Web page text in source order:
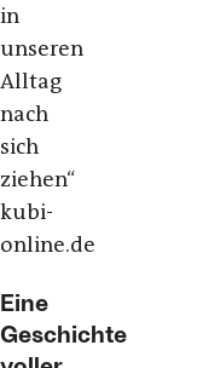
in
unseren
Alltag
nach
sich
ziehen“
kubi-
online.de
Eine
Geschichte